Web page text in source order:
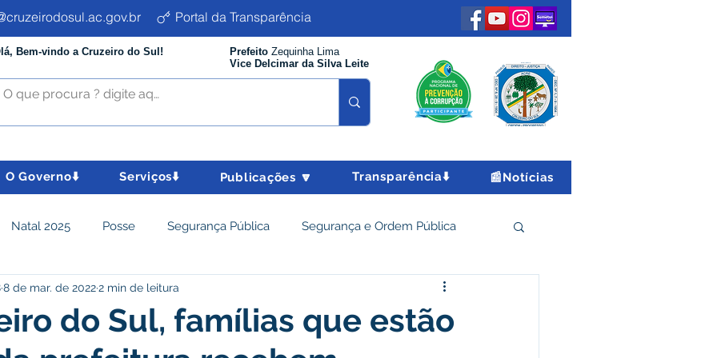
Portal da Transparência
Bem-vindo a Cruzeiro do Sul! Prefeito Zequinha Lima
Vice Delcimar da Silva Leite
O Governo⬇️ Serviços⬇️ Publicações 🔽 Transparência⬇️ 📰Notícias
Natal 2025 Posse Segurança Pública Segurança e Ordem Pública
Social e Cidadania Parcerias Desenvolvimento Econômico e Turismo
e turismo Tributos Departamento de Limpeza
do Sul, famílias que estão
8 de mar. de 20222 min de leitura